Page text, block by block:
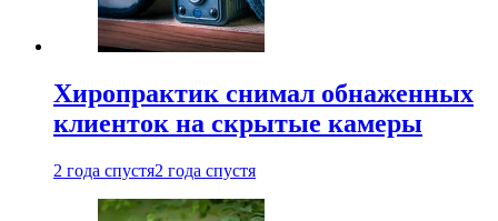
Хиропрактик снимал обнаженных
клиенток на скрытые камеры
2 года спустя2 года спустя